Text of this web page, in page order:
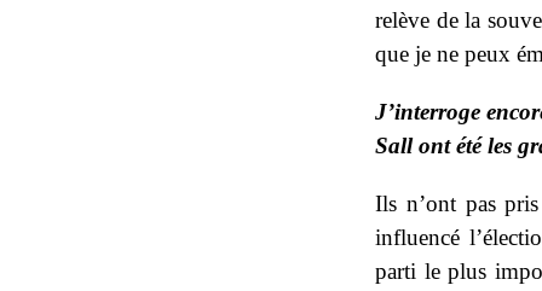
relève de la
que je ne peux
J’interroge
Sall ont été les
Ils n’ont pas
influencé
parti le plus